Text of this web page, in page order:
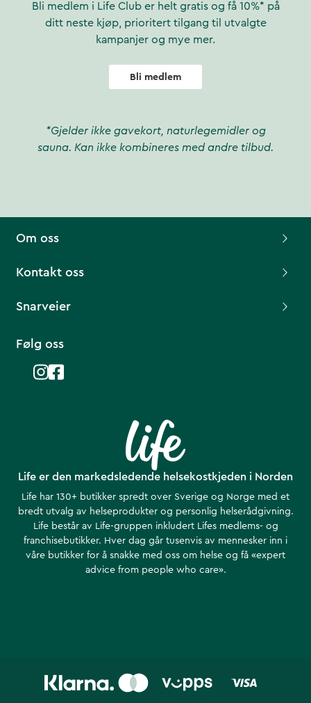
Bli medlem i Life Club er helt gratis og få 10%* på
ditt neste kjøp, prioritert tilgang til utvalgte
kampanjer og mye mer.
Bli medlem
*Gjelder ikke gavekort, naturlegemidler og
sauna. Kan ikke kombineres med andre tilbud.
Life er den markedsledende helsekostkjeden i Norden
Life har 130+ butikker spredt over Sverige og Norge med et
bredt utvalg av helseprodukter og personlig helserådgivning.
Life består av Life-gruppen inkludert Lifes medlems- og
franchisebutikker. Hver dag går tusenvis av mennesker inn i
våre butikker for å snakke med oss om helse ​​og få «expert
advice from people who care».
Om oss
Kontakt oss
Snarveier
Følg oss